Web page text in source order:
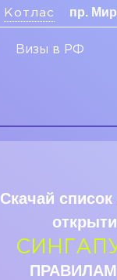
Котлас пр.
Визы в РФ
Скачай
ПРАВИЛАМ